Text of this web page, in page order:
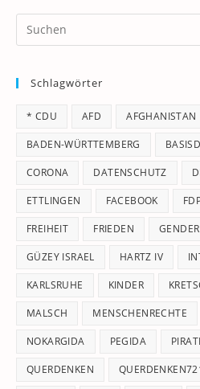
Schlagwörter
* CDU AFD AFGHANISTAN
BADEN-WÜRTTEMBERG
CORONA DATENSCHUTZ
ETTLINGEN FACEBOOK
FREIHEIT FRIEDEN GENDER
GÜZEY ISRAEL HARTZ IV
KARLSRUHE KINDER
MALSCH MENSCHENRECHTE
NOKARGIDA PEGIDA
QUERDENKEN